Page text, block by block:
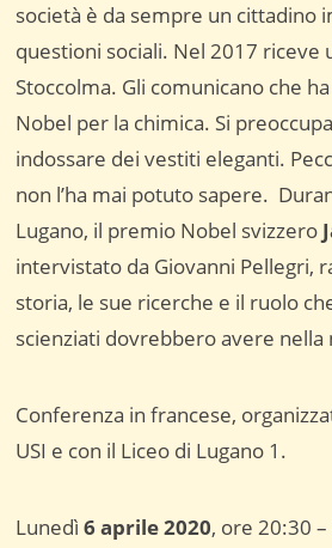
società è da sempre un cittadino
questioni sociali. Nel 2017 riceve
Stoccolma. Gli comunicano che
Nobel per la chimica. Si
indossare dei vestiti eleganti.
non l’ha mai potuto sapere.
Lugano, il premio Nobel svizzero
intervistato da Giovanni Pellegri,
storia, le sue ricerche e il ruolo
scienziati dovrebbero avere nella
Conferenza in francese,
USI e con il Liceo di Lugano 1.
Lunedì6 aprile 2020, ore 20:30